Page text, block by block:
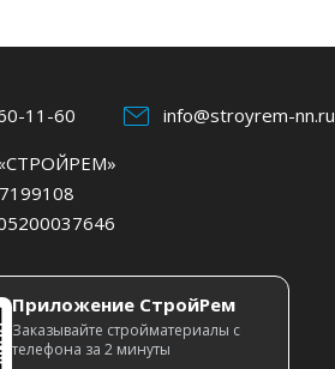
11-60
info@stroyrem-nn.ru
Приложение СтройРем
Заказывайте стройматериалы с
телефона за 2 минуты